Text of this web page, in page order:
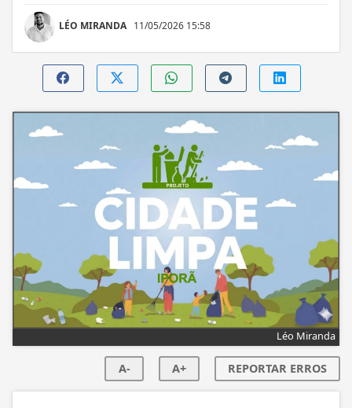
LÉO MIRANDA 11/05/2026 15:58
Léo Miranda
A- A+ REPORTAR ERROS